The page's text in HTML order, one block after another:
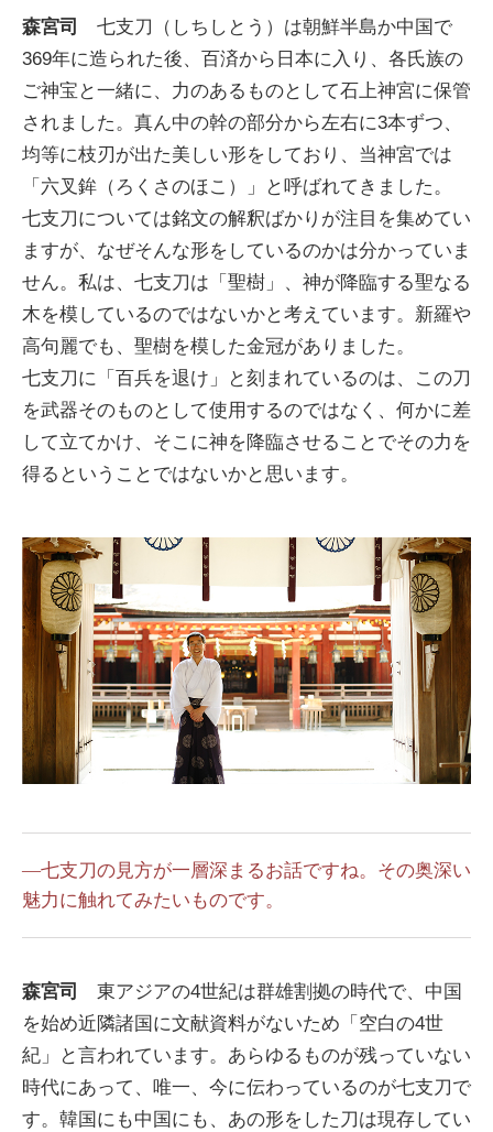
森宮司 七支刀（しちしとう）は朝鮮半島か中国で
369年に造られた後、百済から日本に入り、各氏族の
ご神宝と一緒に、力のあるものとして石上神宮に保管
されました。真ん中の幹の部分から左右に3本ずつ、
均等に枝刃が出た美しい形をしており、当神宮では
「六叉鉾（ろくさのほこ）」と呼ばれてきました。
七支刀については銘文の解釈ばかりが注目を集めてい
ますが、なぜそんな形をしているのかは分かっていま
せん。私は、七支刀は「聖樹」、神が降臨する聖なる
木を模しているのではないかと考えています。新羅や
高句麗でも、聖樹を模した金冠がありました。
七支刀に「百兵を退け」と刻まれているのは、この刀
を武器そのものとして使用するのではなく、何かに差
して立てかけ、そこに神を降臨させることでその力を
得るということではないかと思います。
―七支刀の見方が一層深まるお話ですね。その奥深い
魅力に触れてみたいものです。
森宮司 東アジアの4世紀は群雄割拠の時代で、中国
を始め近隣諸国に文献資料がないため「空白の4世
紀」と言われています。あらゆるものが残っていない
時代にあって、唯一、今に伝わっているのが七支刀で
す。韓国にも中国にも、あの形をした刀は現存してい